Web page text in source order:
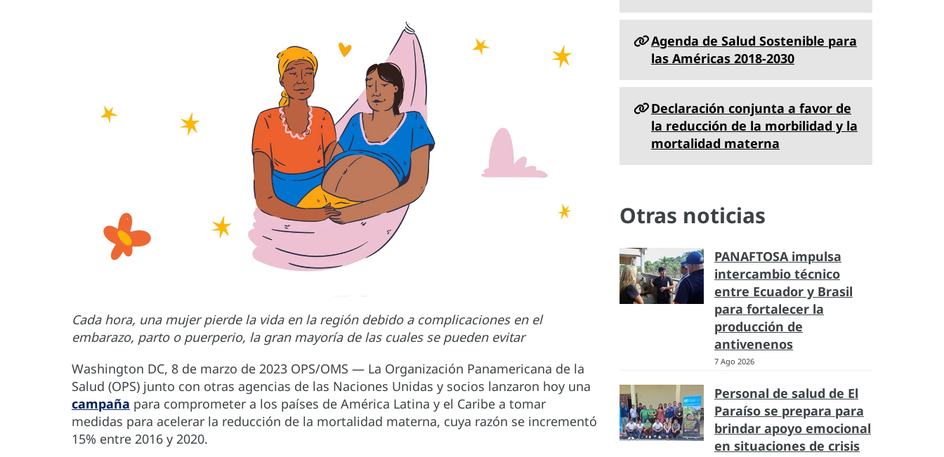
Cada hora, una mujer pierde la vida en la región debido a complicaciones en el
embarazo, parto o puerperio, la gran mayoría de las cuales se pueden evitar
Washington DC, 8 de marzo de 2023 OPS/OMS — La Organización Panamericana de la
Salud (OPS) junto con otras agencias de las Naciones Unidas y socios lanzaron hoy una
campaña para comprometer a los países de América Latina y el Caribe a tomar
medidas para acelerar la reducción de la mortalidad materna, cuya razón se incrementó
15% entre 2016 y 2020.
Agenda de Salud Sostenible para
las Américas 2018-2030
Declaración conjunta a favor de
la reducción de la morbilidad y la
mortalidad materna
Otras noticias
PANAFTOSA impulsa
intercambio técnico
entre Ecuador y Brasil
para fortalecer la
producción de
antivenenos
7 Ago 2026
Personal de salud de El
Paraíso se prepara para
brindar apoyo emocional
en situaciones de crisis